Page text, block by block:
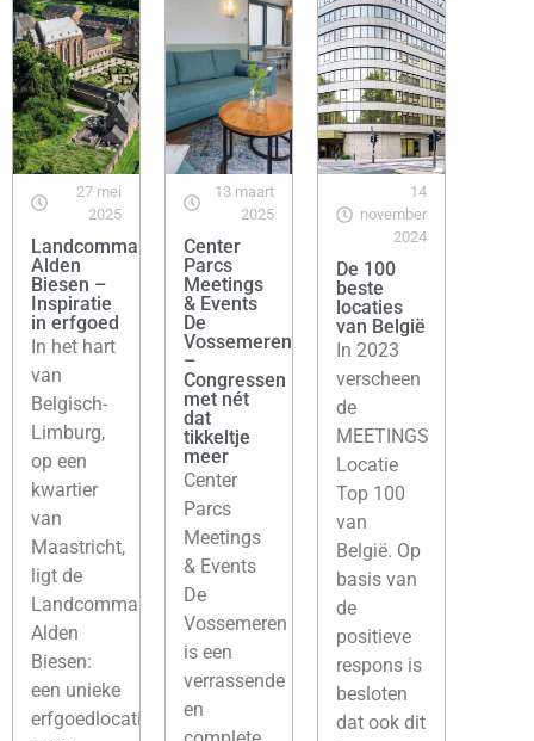
27 mei
2025
Landcommanderij
Alden
Biesen –
Inspiratie
in erfgoed
In het hart
van
Belgisch-
Limburg,
op een
kwartier
van
Maastricht,
ligt de
Landcommanderij
Alden
Biesen:
een unieke
erfgoedlocatie
13 maart
2025
Center
Parcs
Meetings
& Events
De
Vossemeren
–
Congressen
met nét
dat
tikkeltje
meer
Center
Parcs
Meetings
& Events
De
Vossemeren
is een
verrassende
en
14
november
2024
De 100
beste
locaties
van België
In 2023
verscheen
de
MEETINGS
Locatie
Top 100
van
België. Op
basis van
de
positieve
respons is
besloten
dat ook dit